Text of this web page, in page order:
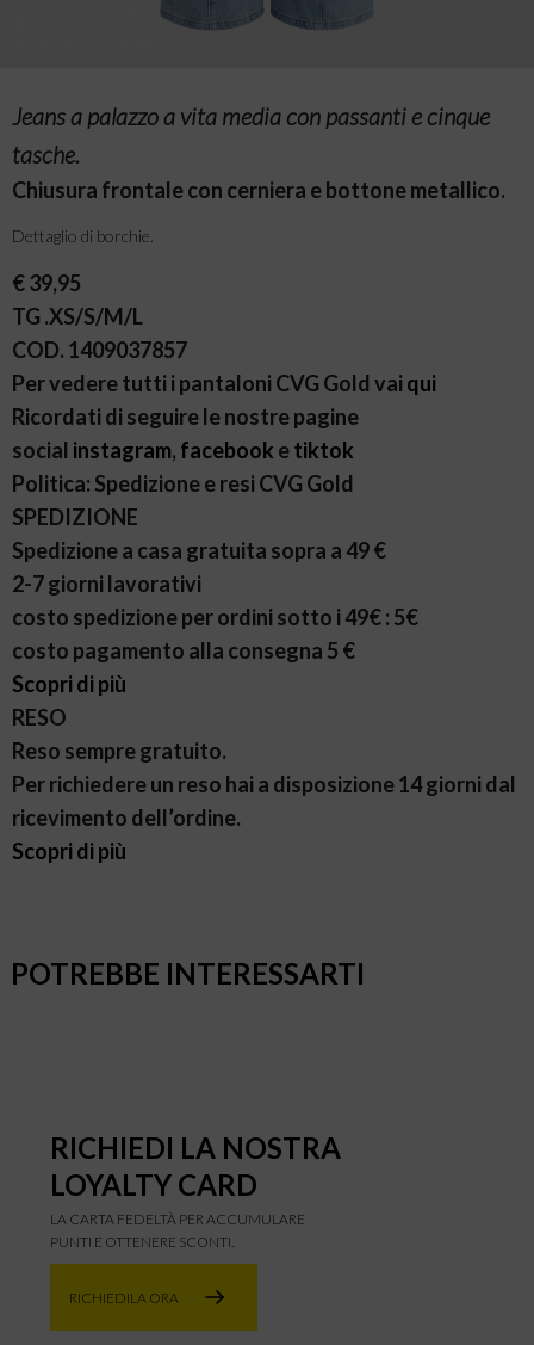
Jeans a palazzo a vita media con passanti e cinque
tasche.
Chiusura frontale con cerniera e bottone metallico.
Dettaglio di borchie.
€ 39,95
TG .XS/S/M/L
COD. 1409037857
Per vedere tutti i pantaloni CVG Gold vai qui
Ricordati di seguire le nostre pagine
social instagram, facebook etiktok
Politica: Spedizione e resi CVG Gold
SPEDIZIONE
Spedizione a casa gratuita sopra a 49 €
2-7 giorni lavorativi
costo spedizione per ordini sotto i 49€ : 5€
costo pagamento alla consegna 5 €
Scopri di più
RESO
Reso sempre gratuito.
Per richiedere un reso hai a disposizione 14 giorni dal
ricevimento dell’ordine.
Scopri di più
POTREBBE INTERESSARTI
RICHIEDI LA NOSTRA
LOYALTY CARD
LA CARTA FEDELTÀ PER ACCUMULARE
PUNTI E OTTENERE SCONTI.
RICHIEDILA ORA